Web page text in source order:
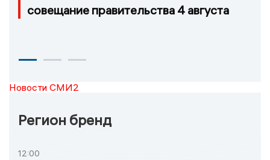
совещание правительства 4 августа
Новости СМИ2
Регион бренд
12:00